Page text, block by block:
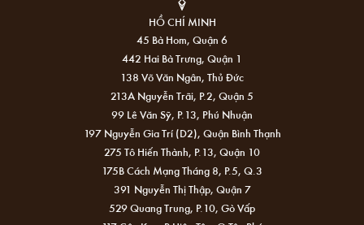
HỒ CHÍ MINH
45 Bà Hom, Quận 6
442 Hai Bà Trưng, Quận 1
138 Võ Văn Ngân, Thủ Đức
213A Nguyễn Trãi, P.2, Quận 5
99 Lê Văn Sỹ, P.13, Phú Nhuận
197 Nguyễn Gia Trí (D2), Quận Bình Thạnh
275 Tô Hiến Thành, P.13, Quận 10
175B Cách Mạng Tháng 8, P.5, Q.3
391 Nguyễn Thị Thập, Quận 7
529 Quang Trung, P.10, Gò Vấp